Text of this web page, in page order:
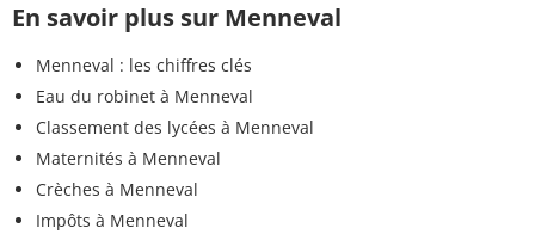
En savoir plus sur Menneval
Menneval : les chiffres clés
Eau du robinet à Menneval
Classement des lycées à Menneval
Maternités à Menneval
Crèches à Menneval
Impôts à Menneval